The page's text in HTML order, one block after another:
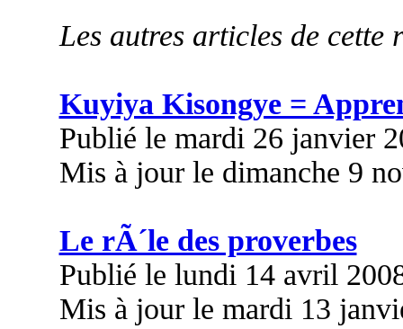
Les autres articles de cette
Kuyiya Kisongye =
Publié le mardi 26 janvier
Mis à jour le dimanche 9
Le rÃ´le des proverbes
Publié le lundi 14 avril
Mis à jour le mardi 13